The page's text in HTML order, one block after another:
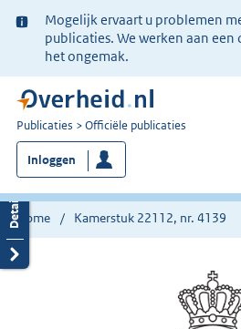
Ter
informatie:
Mogelijk ervaart u problemen
publicaties. We werken aan een
het ongemak.
U
bent
nu
hier:
Publicaties Officiële publicaties
Inloggen
Home Kamerstuk 22112, nr. 4139